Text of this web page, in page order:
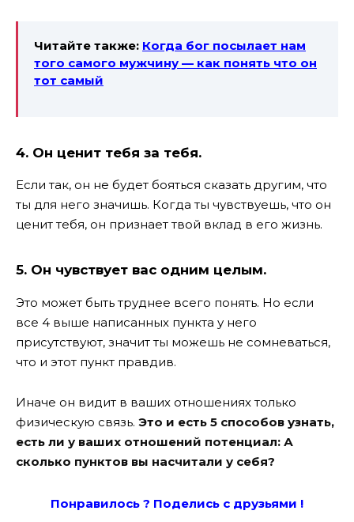
Читайте также: Когда бог посылает нам
того самого мужчину — как понять что он
тот самый
4. Он ценит тебя за тебя.
Если так, он не будет бояться сказать другим, что
ты для него значишь. Когда ты чувствуешь, что он
ценит тебя, он признает твой вклад в его жизнь.
5. Он чувствует вас одним целым.
Это может быть труднее всего понять. Но если
все 4 выше написанных пункта у него
присутствуют, значит ты можешь не сомневаться,
что и этот пункт правдив.
Иначе он видит в ваших отношениях только
физическую связь. Это и есть 5 способов узнать,
есть ли у ваших отношений потенциал: А
сколько пунктов вы насчитали у себя?
Понравилось ? Поделись с друзьями !